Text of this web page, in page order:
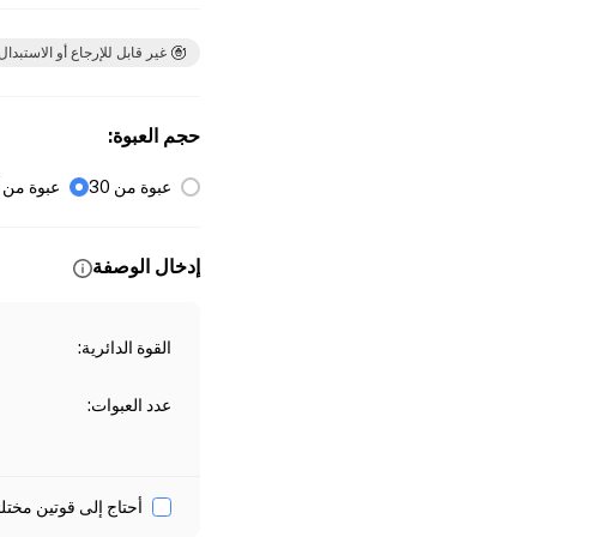
غير قابل للإرجاع أو الاستبدال
حجم العبوة:
عبوة من 30 عبوة من 90
إدخال الوصفة
القوة الدائرية:
عدد العبوات:
أحتاج إلى قوتين